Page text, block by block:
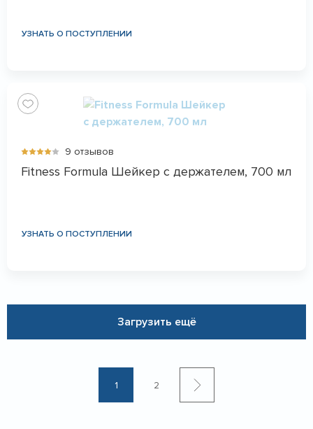
УЗНАТЬ О ПОСТУПЛЕНИИ
9 отзывов
Fitness Formula Шейкер с держателем, 700 мл
УЗНАТЬ О ПОСТУПЛЕНИИ
Загрузить ещё
1 2